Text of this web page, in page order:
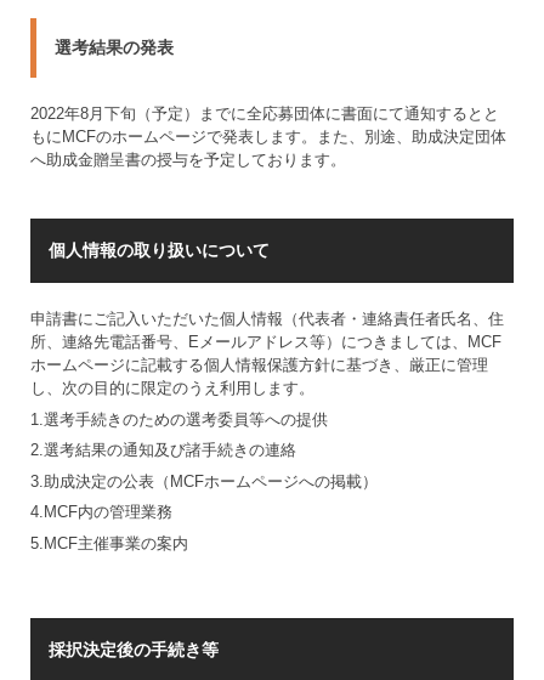
選考結果の発表
2022年8月下旬（予定）までに全応募団体に書面にて通知するとと
もにMCFのホームページで発表します。また、別途、助成決定団体
へ助成金贈呈書の授与を予定しております。
個人情報の取り扱いについて
申請書にご記入いただいた個人情報（代表者・連絡責任者氏名、住
所、連絡先電話番号、Eメールアドレス等）につきましては、MCF
ホームページに記載する個人情報保護方針に基づき、厳正に管理
し、次の目的に限定のうえ利用します。
1.選考手続きのための選考委員等への提供
2.選考結果の通知及び諸手続きの連絡
3.助成決定の公表（MCFホームページへの掲載）
4.MCF内の管理業務
5.MCF主催事業の案内
採択決定後の手続き等